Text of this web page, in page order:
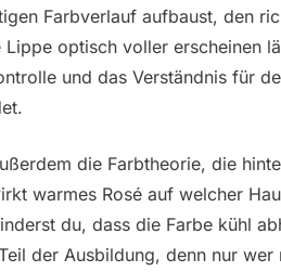
Farbverlauf aufbaust, den
optisch voller erscheinen
und das Verständnis für
die Farbtheorie, die
warmes Rosé auf welcher
du, dass die Farbe kühl
der Ausbildung, denn nur wer